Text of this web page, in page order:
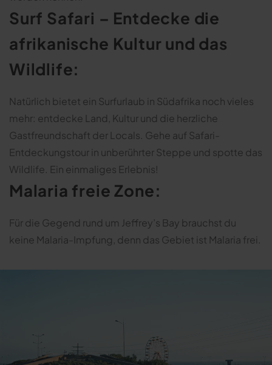
Surf Safari – Entdecke die
afrikanische Kultur und das
Wildlife:
Natürlich bietet ein Surfurlaub in Südafrika noch vieles
mehr: entdecke Land, Kultur und die herzliche
Gastfreundschaft der Locals. Gehe auf Safari-
Entdeckungstour in unberührter Steppe und spotte das
Wildlife. Ein einmaliges Erlebnis!
Malaria freie Zone:
Für die Gegend rund um Jeffrey’s Bay brauchst du
keine Malaria-Impfung, denn das Gebiet ist Malaria frei.